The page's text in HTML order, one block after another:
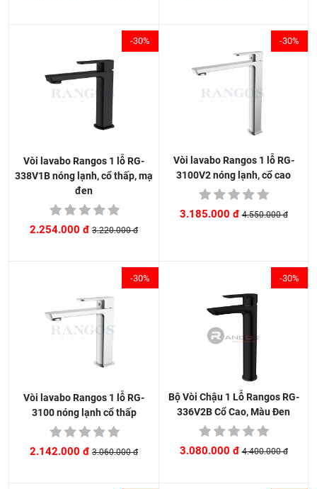
-30%
Vòi lavabo Rangos 1 lỗ RG-
338V1B nóng lạnh, cổ thấp, mạ
đen
2.254.000 đ 3.220.000 đ
-30%
Vòi lavabo Rangos 1 lỗ RG-
3100V2 nóng lạnh, cổ cao
3.185.000 đ 4.550.000 đ
-30%
Vòi lavabo Rangos 1 lỗ RG-
3100 nóng lạnh cổ thấp
2.142.000 đ 3.060.000 đ
-30%
Bộ Vòi Chậu 1 Lỗ Rangos RG-
336V2B Cổ Cao, Màu Đen
3.080.000 đ 4.400.000 đ